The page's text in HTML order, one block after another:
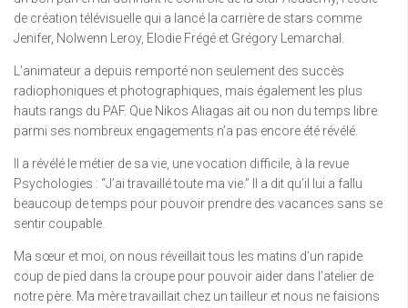
de création télévisuelle qui a lancé la carrière de stars comme
Jenifer, Nolwenn Leroy, Elodie Frégé et Grégory Lemarchal.
L’animateur a depuis remporté non seulement des succès
radiophoniques et photographiques, mais également les plus
hauts rangs du PAF. Que Nikos Aliagas ait ou non du temps libre
parmi ses nombreux engagements n’a pas encore été révélé.
Il a révélé le métier de sa vie, une vocation difficile, à la revue
Psychologies : “J’ai travaillé toute ma vie.” Il a dit qu’il lui a fallu
beaucoup de temps pour pouvoir prendre des vacances sans se
sentir coupable.
Ma sœur et moi, on nous réveillait tous les matins d’un rapide
coup de pied dans la croupe pour pouvoir aider dans l’atelier de
notre père. Ma mère travaillait chez un tailleur et nous ne faisions